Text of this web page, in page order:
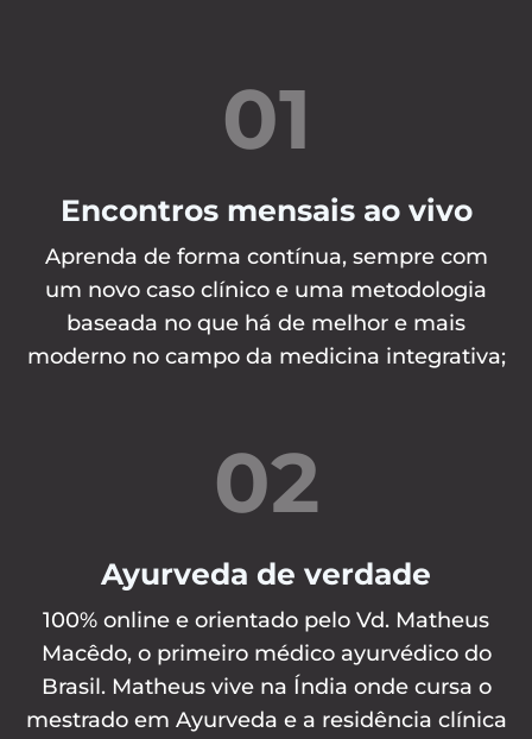
01
Encontros mensais ao vivo
Aprenda de forma contínua, sempre com
um novo caso clínico e uma metodologia
baseada no que há de melhor e mais
moderno no campo da medicina integrativa;
02
Ayurveda de verdade
100% online e orientado pelo Vd. Matheus
Macêdo, o primeiro médico ayurvédico do
Brasil. Matheus vive na Índia onde cursa o
mestrado em Ayurveda e a residência clínica